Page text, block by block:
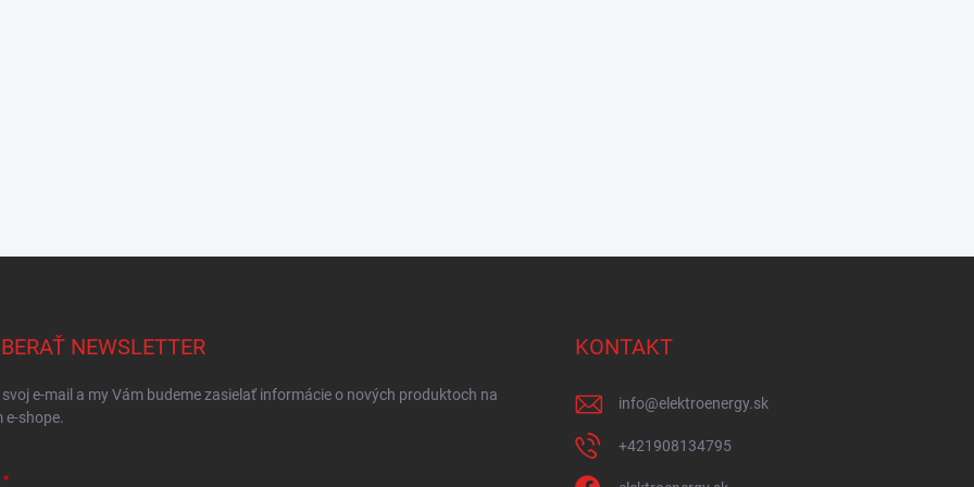
NEWSLETTER
e-mail a my Vám budeme zasielať informácie o nových produktoch na
e-shope.
KONTAKT
info@elektroenergy.sk
+421908134795